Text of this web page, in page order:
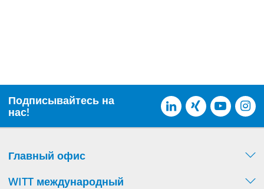
Подписывайтесь на
нас!
Главный офис
WITT международный